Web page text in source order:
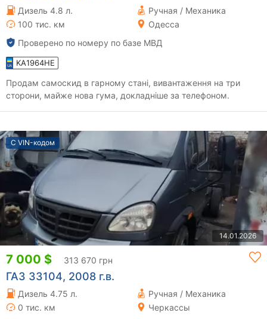
Дизель 4.8 л.
Ручная / Механика
100 тис. км
Одесса
Проверено по номеру по базе МВД
KA1964HE
Продам самоскид в гарному стані, вивантаження на три
сторони, майже нова гума, докладніше за телефоном.
С VIN-кодом
14.01.2026
7 000 $ 313 670 грн
ГАЗ 33104, 2008 г.в.
Дизель 4.75 л.
Ручная / Механика
0 тис. км
Черкассы